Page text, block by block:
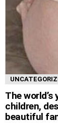
The
children,
beautiful